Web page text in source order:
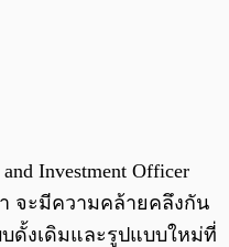
Investment Officer
จะมีความคล้ายคลึงกัน
ดั้งเดิมและรูปแบบใหม่ที่